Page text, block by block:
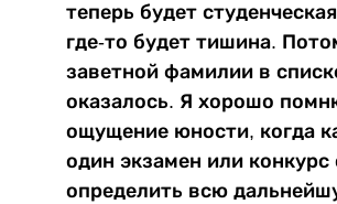
теперь будет
где-то будет тишина.
заветной фамилии в
оказалось. Я хорошо
ощущение юности, когда
один экзамен или
определить всю